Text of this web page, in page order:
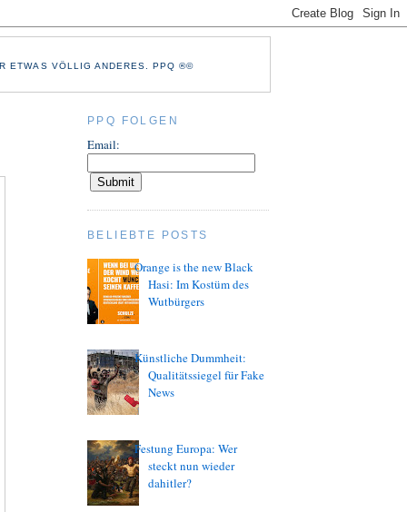
ETWAS VÖLLIG ANDERES. PPQ ®©
PPQ FOLGEN
Email:
BELIEBTE POSTS
Orange is the new Black
Hasi: Im Kostüm des
Wutbürgers
Künstliche Dummheit:
Qualitätssiegel für Fake
News
Festung Europa: Wer
steckt nun wieder
dahitler?